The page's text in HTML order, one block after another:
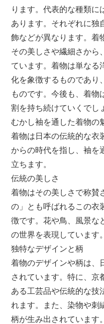
ります。代表的な種類に
あります。それぞれに独
飾などが異なります。着
その美しさや繊細さから
ています。着物は単なる
化を象徴するものであり
ものです。今後も、着物
割を持ち続けていくでし
むかし袖を通した着物の
着物は日本の伝統的な衣
からの時代を指し、袖を
立ちます。
伝統の美しさ
着物はその美しさで称賛
の」とも呼ばれるこの衣
徴です。花や鳥、風景な
の世界を表現しています。
独特なデザインと柄
着物のデザインや柄は、
されています。特に、京
ある工芸品や伝統的な技
れます。また、染物や刺
柄が生み出されています。